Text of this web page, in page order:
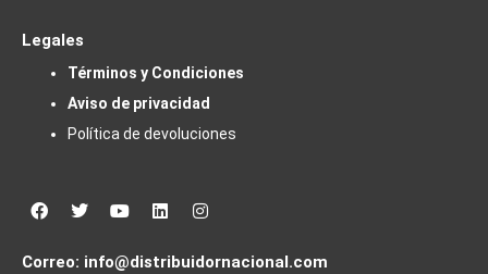
Legales
Términos y Condiciones
Aviso de privacidad
Política de devoluciones
Facebook
TwitterYoutubeLinkedinInstagram
Correo: info@distribuidornacional.com